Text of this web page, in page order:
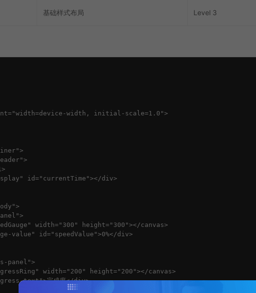
基础样式布局 Level 3
width, initial-scale=1.0">
id="currentTime"></div>
width="300" height="300"></canvas>
value" id="speedValue">0%</div>
panel">
width="200" height="200"></canvas>
text">完成度</div>